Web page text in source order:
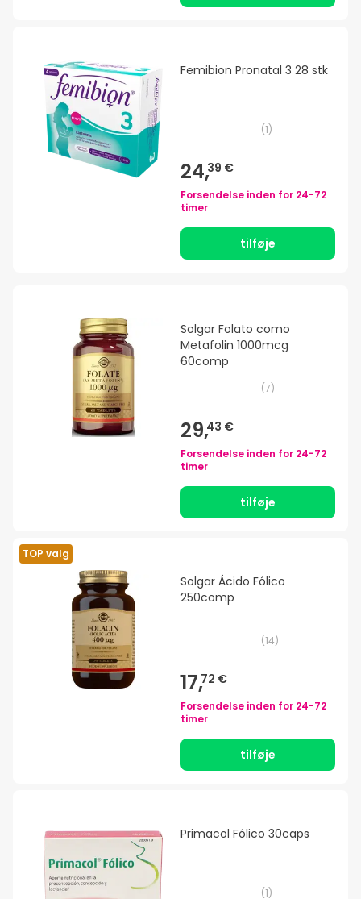
Femibion Pronatal 3 28 stk
(1)
24,39 €
Forsendelse inden for 24-72
timer
tilføje
Solgar Folato como
Metafolin 1000mcg
60comp
(7)
29,43 €
Forsendelse inden for 24-72
timer
tilføje
TOP valg
Solgar Ácido Fólico
250comp
(14)
17,72 €
Forsendelse inden for 24-72
timer
tilføje
Primacol Fólico 30caps
(1)